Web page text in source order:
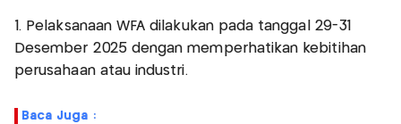
1. Pelaksanaan WFA dilakukan pada tanggal 29-31
Desember 2025 dengan memperhatikan kebitihan
perusahaan atau industri.
Baca Juga :